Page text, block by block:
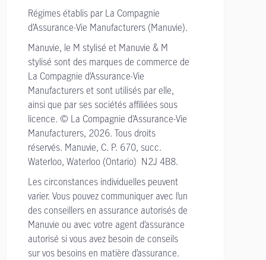
Régimes établis par La Compagnie
d’Assurance-Vie Manufacturers (Manuvie).
Manuvie, le M stylisé et Manuvie & M
stylisé sont des marques de commerce de
La Compagnie d’Assurance-Vie
Manufacturers et sont utilisés par elle,
ainsi que par ses sociétés affiliées sous
licence. © La Compagnie d’Assurance-Vie
Manufacturers, 2026. Tous droits
réservés. Manuvie, C. P. 670, succ.
Waterloo, Waterloo (Ontario) N2J 4B8.
Les circonstances individuelles peuvent
varier. Vous pouvez communiquer avec l’un
des conseillers en assurance autorisés de
Manuvie ou avec votre agent d’assurance
autorisé si vous avez besoin de conseils
sur vos besoins en matière d’assurance.